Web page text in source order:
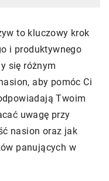
to kluczowy krok
i produktywnego
się różnym
aby pomóc Ci
Twoim
uwagę przy
nasion oraz jak
panujących w